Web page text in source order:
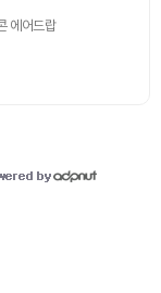
에어드랍